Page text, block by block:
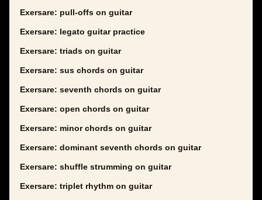
Exersare: pull-offs on guitar
Exersare: legato guitar practice
Exersare: triads on guitar
Exersare: sus chords on guitar
Exersare: seventh chords on guitar
Exersare: open chords on guitar
Exersare: minor chords on guitar
Exersare: dominant seventh chords on guitar
Exersare: shuffle strumming on guitar
Exersare: triplet rhythm on guitar